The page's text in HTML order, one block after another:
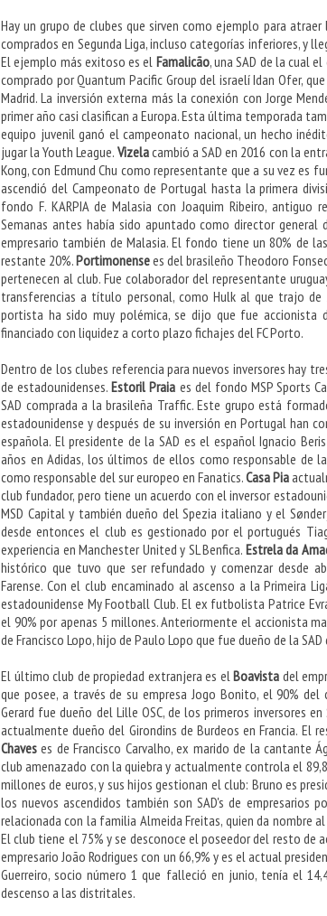
Hay un grupo de clubes que sirven como ejemplo para
comprados en Segunda Liga, incluso categorías inferiores, y
El ejemplo más exitoso es el Famalicão, una SAD de la cual
comprado por Quantum Pacific Group del israelí Idan Ofer,
Madrid. La inversión externa más la conexión con Jorge
primer año casi clasifican a Europa. Esta última temporada
equipo juvenil ganó el campeonato nacional, un hecho
jugar la Youth League. Vizelacambió a SAD en 2016 con la
Kong, con Edmund Chu como representante que a su vez es
ascendió del Campeonato de Portugal hasta la primera
fondo F. KARPIA de Malasia con Joaquim Ribeiro, antiguo
Semanas antes había sido apuntado como director general
empresario también de Malasia. El fondo tiene un 80% de
restante 20%.Portimonensees del brasileño Theodoro
pertenecen al club. Fue colaborador del representante
transferencias a título personal, como Hulk al que trajo de
portista ha sido muy polémica, se dijo que fue accionista
financiado con liquidez a corto plazo fichajes del FC Porto.
Dentro de los clubes referencia para nuevos inversores hay
de estadounidenses.Estoril Praia es del fondo MSP Sports
SAD comprada a la brasileña Traffic. Este grupo está
estadounidense y después de su inversión en Portugal han
española. El presidente de la SAD es el español Ignacio
años en Adidas, los últimos de ellos como responsable de
como responsable del sur europeo en Fanatics.Casa Pia
club fundador, pero tiene un acuerdo con el inversor
MSD Capital y también dueño del Spezia italiano y el
desde entonces el club es gestionado por el portugués
experiencia en Manchester United y SL Benfica. Estrela da
histórico que tuvo que ser refundado y comenzar desde
Farense. Con el club encaminado al ascenso a la Primeira
estadounidense My Football Club. El ex futbolista Patrice
el 90% por apenas 5 millones. Anteriormente el accionista
de Francisco Lopo, hijo de Paulo Lopo que fue dueño de la
El último club de propiedad extranjera es elBoavista del
que posee, a través de su empresa Jogo Bonito, el 90%
Gerard fue dueño del Lille OSC, de los primeros inversores
actualmente dueño del Girondins de Burdeos en Francia. El
Chaves es de Francisco Carvalho, ex marido de la cantante
club amenazado con la quiebra y actualmente controla el
millones de euros, y sus hijos gestionan el club: Bruno es
los nuevos ascendidos también son SAD's de empresarios
relacionada con la familia Almeida Freitas, quien da
El club tiene el 75% y se desconoce el poseedor del resto de
empresario João Rodrigues con un 66,9% y es el actual
Guerreiro, socio número 1 que falleció en junio, tenía el
descenso a las distritales.